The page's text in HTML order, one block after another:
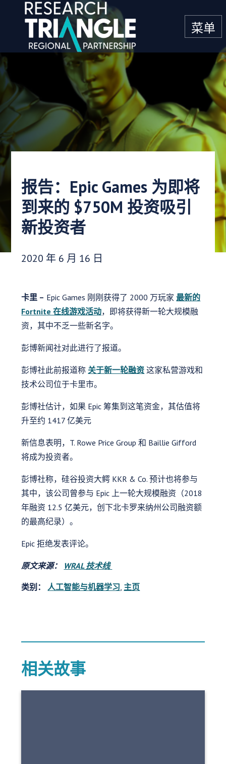
跳至内容
菜单
报告：Epic Games 为即将
到来的 $750M 投资吸引
新投资者
发布日期：
2020 年 6 月 16 日
卡里 – Epic Games 刚刚获得了 2000 万玩家最新的
Fortnite 在线游戏活动，即将获得新一轮大规模融
资，其中不乏一些新名字。
彭博新闻社对此进行了报道。
彭博社此前报道称 关于新一轮融资 这家私营游戏和
技术公司位于卡里市。
彭博社估计，如果 Epic 筹集到这笔资金，其估值将
升至约 1417 亿美元
新信息表明，T. Rowe Price Group 和 Baillie Gifford
将成为投资者。
彭博社称，硅谷投资大鳄 KKR & Co. 预计也将参与
其中，该公司曾参与 Epic 上一轮大规模融资（2018
年融资 12.5 亿美元，创下北卡罗来纳州公司融资额
的最高纪录）。
Epic 拒绝发表评论。
原文来源： WRAL 技术线
类别： 人工智能与机器学习 主页
相关故事